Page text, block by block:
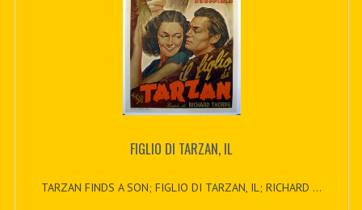
FIGLIO DI TARZAN, IL
TARZAN FINDS A SON; FIGLIO DI TARZAN, IL; RICHARD ...